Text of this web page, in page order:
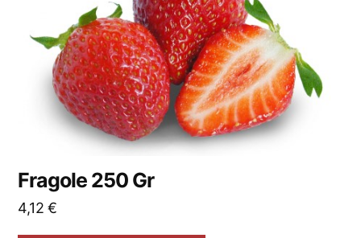
Fragole 250 Gr
4,12€